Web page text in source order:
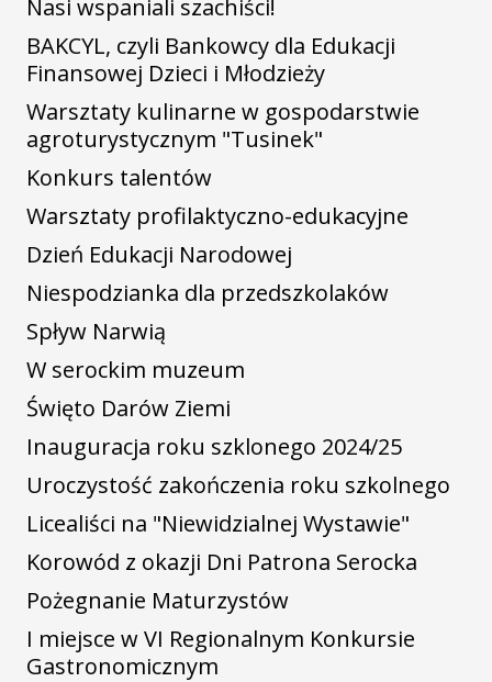
Nasi wspaniali szachiści!
BAKCYL, czyli Bankowcy dla Edukacji
Finansowej Dzieci i Młodzieży
Warsztaty kulinarne w gospodarstwie
agroturystycznym "Tusinek"
Konkurs talentów
Warsztaty profilaktyczno-edukacyjne
Dzień Edukacji Narodowej
Niespodzianka dla przedszkolaków
Spływ Narwią
W serockim muzeum
Święto Darów Ziemi
Inauguracja roku szklonego 2024/25
Uroczystość zakończenia roku szkolnego
Licealiści na "Niewidzialnej Wystawie"
Korowód z okazji Dni Patrona Serocka
Pożegnanie Maturzystów
I miejsce w VI Regionalnym Konkursie
Gastronomicznym